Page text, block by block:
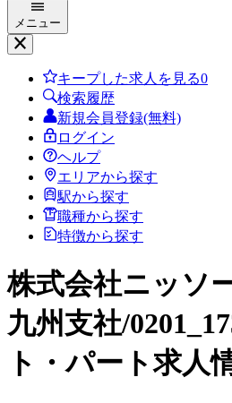
メニュー
キープした求人を見る0
検索履歴
新規会員登録(無料)
ログイン
ヘルプ
エリアから探す
駅から探す
職種から探す
特徴から探す
株式会社ニッ
九州支社/
ト・パート求人